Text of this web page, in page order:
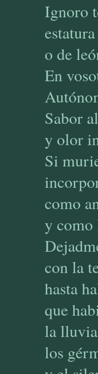
Ignoro
o de
En
Sabor
y olor
Si
como
y como
con la
hasta
que
la
los